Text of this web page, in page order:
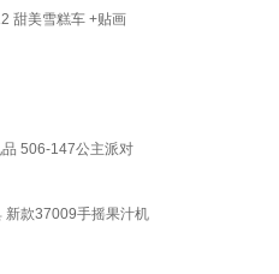
甜美雪糕车 +贴画
506-147公主派对
新款37009手摇果汁机